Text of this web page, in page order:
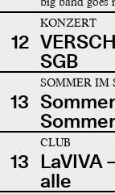
12
KONZERT
SGB
13
SOMMER IM
13
CLUB
LaVIVA
alle